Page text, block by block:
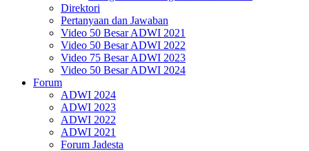
Direktori
Pertanyaan dan Jawaban
Video 50 Besar ADWI 2021
Video 50 Besar ADWI 2022
Video 75 Besar ADWI 2023
Video 50 Besar ADWI 2024
Forum
ADWI 2024
ADWI 2023
ADWI 2022
ADWI 2021
Forum Jadesta